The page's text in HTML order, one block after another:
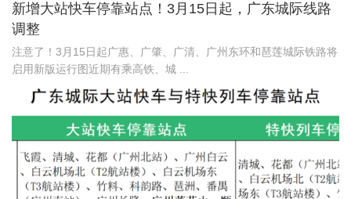
新增大站快车停靠站点！3月15日起，广东城际线路
调整
注意了！3月15日起广惠、广肇、广清、广州东环和琶莲城际铁路将
启用新版运行图近期有乘高铁、城 ...